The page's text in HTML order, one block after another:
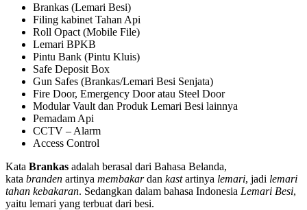
Brankas (Lemari Besi)
Filing kabinet Tahan Api
Roll Opact (Mobile File)
Lemari BPKB
Pintu Bank (Pintu Kluis)
Safe Deposit Box
Gun Safes (Brankas/Lemari Besi Senjata)
Fire Door, Emergency Door atau Steel Door
Modular Vault dan Produk Lemari Besi lainnya
Pemadam Api
CCTV – Alarm
Access Control
Kata Brankas adalah berasal dari Bahasa Belanda,
kata branden artinya membakardan kastartinya lemari, jadi lemari
tahan kebakaran. Sedangkan dalam bahasa Indonesia Lemari Besi,
yaitu lemari yang terbuat dari besi.